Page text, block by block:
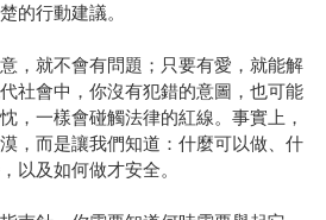
的行動建議。
，就不會有問題；只要有愛，就能解
社會中，你沒有犯錯的意圖，也可能
，一樣會碰觸法律的紅線。事實上，
，而是讓我們知道：什麼可以做、什
以及如何做才安全。